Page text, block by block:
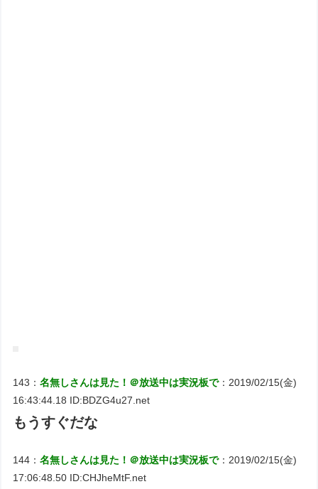
143：名無しさんは見た！＠放送中は実況板で：2019/02/15(金)
16:43:44.18 ID:BDZG4u27.net
もうすぐだな
144：名無しさんは見た！＠放送中は実況板で：2019/02/15(金)
17:06:48.50 ID:CHJheMtF.net